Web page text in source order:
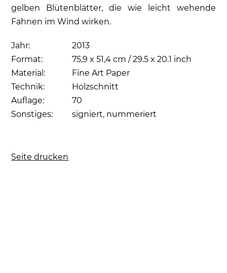
gelben Blütenblätter, die wie leicht wehende
Fahnen im Wind wirken.
Jahr:
2013
Format:
75,9 x 51,4 cm / 29.5 x 20.1 inch
Material:
Fine Art Paper
Technik:
Holzschnitt
Auflage:
70
Sonstiges:
signiert, nummeriert
Seite drucken